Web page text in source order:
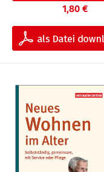
1,80 €